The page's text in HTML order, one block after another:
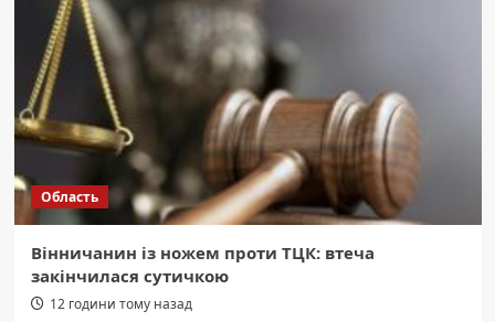
Область
Вінничанин із ножем проти ТЦК: втеча
закінчилася сутичкою
12 години тому назад